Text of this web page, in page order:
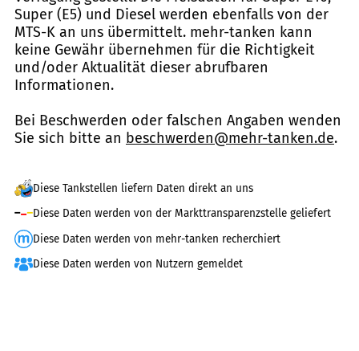
Super (E5) und Diesel werden ebenfalls von der
MTS-K an uns übermittelt. mehr-tanken kann
keine Gewähr übernehmen für die Richtigkeit
und/oder Aktualität dieser abrufbaren
Informationen.
Bei Beschwerden oder falschen Angaben wenden
Sie sich bitte an beschwerden@mehr-tanken.de.
Diese Tankstellen liefern Daten direkt an uns
Diese Daten werden von der Markttransparenzstelle geliefert
Diese Daten werden von mehr-tanken recherchiert
Diese Daten werden von Nutzern gemeldet